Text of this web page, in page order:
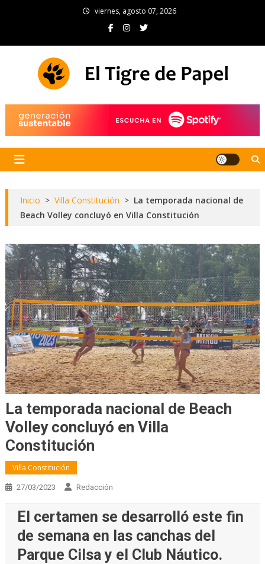
viernes, agosto 07, 2026
Inicio > Villa Constitución > La temporada nacional de
Beach Volley concluyó en Villa Constitución
La temporada nacional de Beach
Volley concluyó en Villa
Constitución
Villa Constitución
27/03/2023 Redacción
El certamen se desarrolló este fin
de semana en las canchas del
Parque Cilsa y el Club Náutico.